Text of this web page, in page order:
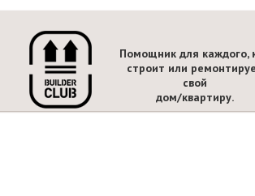
Помощник для каждого,
строит или
свой
дом/квартиру.